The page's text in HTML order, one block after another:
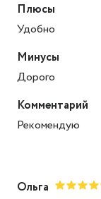
Плюсы
Удобно
Минусы
Дорого
Комментарий
Рекомендую
Ольга